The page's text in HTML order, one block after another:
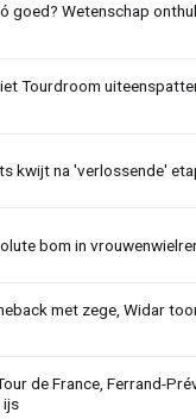
goed? Wetenschap
Tourdroom
kwijt na 'verlossende'
bom in
met zege, Widar
de France, Ferrand-
ijs